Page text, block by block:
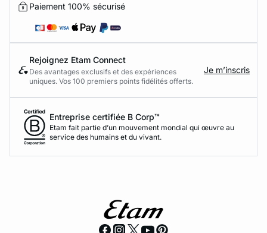
Paiement 100% sécurisé
Rejoignez Etam Connect
Des avantages exclusifs et des expériences
uniques. Vos 100 premiers points fidélités offerts.
Je m’inscris
Entreprise certifiée B Corp™
Etam fait partie d’un mouvement mondial qui œuvre au
service des humains et du vivant.